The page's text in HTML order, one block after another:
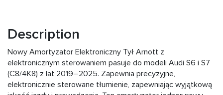
Description
Nowy Amortyzator Elektroniczny Tył Arnott z
elektronicznym sterowaniem pasuje do modeli Audi S6 i S7
(C8/4K8) z lat 2019–2025. Zapewnia precyzyjne,
elektronicznie sterowane tłumienie, zapewniając wyjątkową